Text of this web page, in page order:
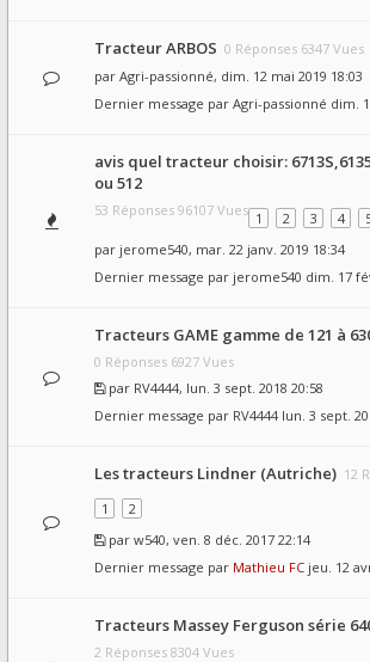
Tracteur ARBOS 0 Réponses 6347 Vues
par Agri-passionné, dim. 12 mai 2019 18:03
Dernier message par Agri-passionné dim.
avis quel tracteur choisir:
ou 512
53 Réponses 96107 Vues 1 2 3 4
par jerome540, mar. 22 janv. 2019 18:34
Dernier message par jerome540 dim. 17
Tracteurs GAME gamme de 121 à
0 Réponses 6927 Vues
par RV4444, lun. 3 sept. 2018 20:58
Dernier message par RV4444 lun. 3 sept.
Les tracteurs Lindner (Autriche) 12
1
2
par w540, ven. 8 déc. 2017 22:14
Dernier message par Mathieu FC jeu. 12
Tracteurs Massey Ferguson série
2 Réponses 8304 Vues